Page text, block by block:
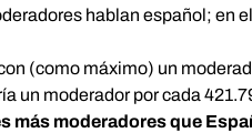
hablan español; en
(como máximo) un
un moderador por cada
más moderadores que